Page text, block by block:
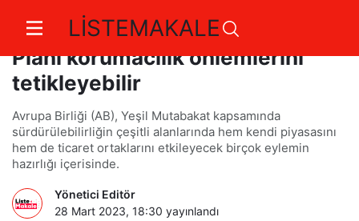
LİSTEMAKALE
Avrupa Yeşil Mutabakat Sanayi
Planı korumacılık önlemlerini
tetikleyebilir
Avrupa Birliği (AB), Yeşil Mutabakat kapsamında
sürdürülebilirliğin çeşitli alanlarında hem kendi piyasasını
hem de ticaret ortaklarını etkileyecek birçok eylemin
hazırlığı içerisinde.
Yönetici Editör
28 Mart 2023, 18:30 yayınlandı